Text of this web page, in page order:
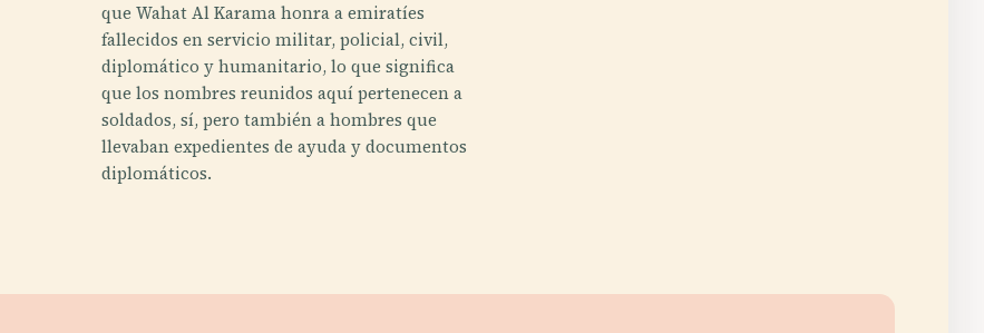
que Wahat Al Karama honra a emiratíes
fallecidos en servicio militar, policial, civil,
diplomático y humanitario, lo que significa
que los nombres reunidos aquí pertenecen a
soldados, sí, pero también a hombres que
llevaban expedientes de ayuda y documentos
diplomáticos.